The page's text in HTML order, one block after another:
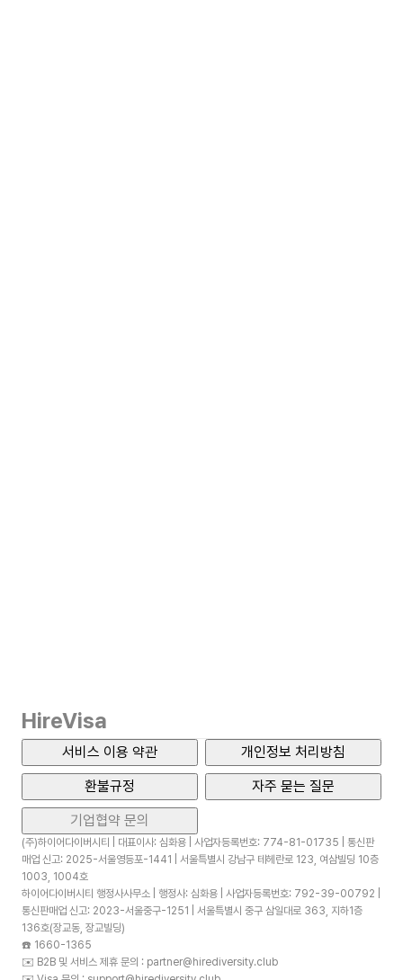
HireVisa
서비스 이용 약관
개인정보 처리방침
환불규정
자주 묻는 질문
기업협약 문의
(주)하이어다이버시티 | 대표이사: 심화용 | 사업자등록번호: 774-81-01735 | 통신판
매업 신고: 2025-서울영등포-1441 | 서울특별시 강남구 테헤란로 123, 여삼빌딩 10층
1003, 1004호
하이어다이버시티 행정사사무소 | 행정사: 심화용 | 사업자등록번호: 792-39-00792 |
통신판매업 신고: 2023-서울중구-1251 | 서울특별시 중구 삼일대로 363, 지하1층
136호(장교동, 장교빌딩)
☎️ 1660-1365
✉️ B2B 및 서비스 제휴 문의 : partner@hirediversity.club